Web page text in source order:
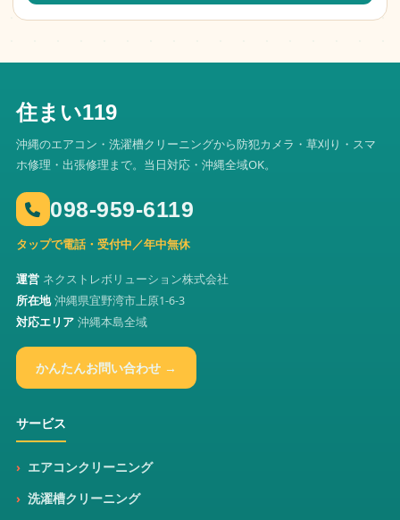
住まい119
沖縄のエアコン・洗濯槽クリーニングから防犯カメラ・草刈り・スマ
ホ修理・出張修理まで。当日対応・沖縄全域OK。
098-959-6119
タップで電話・受付中／年中無休
運営 ネクストレボリューション株式会社
所在地 沖縄県宜野湾市上原1-6-3
対応エリア 沖縄本島全域
かんたんお問い合わせ →
サービス
エアコンクリーニング
洗濯槽クリーニング